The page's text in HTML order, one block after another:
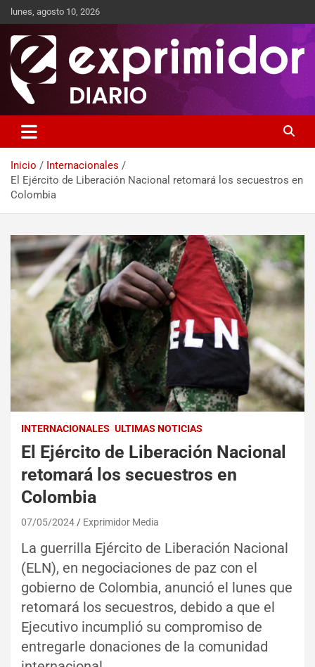
lunes, agosto 10, 2026
Exprimidor media
Inicio
Internacionales
El Ejército de Liberación Nacional retomará los secuestros en
Colombia
INTERNACIONALES ULTIMAS NOTICIAS
El Ejército de Liberación Nacional
retomará los secuestros en
Colombia
07/05/2024 Exprimidor Media
La guerrilla Ejército de Liberación Nacional
(ELN), en negociaciones de paz con el
gobierno de Colombia, anunció el lunes que
retomará los secuestros, debido a que el
Ejecutivo incumplió su compromiso de
entregarle donaciones de la comunidad